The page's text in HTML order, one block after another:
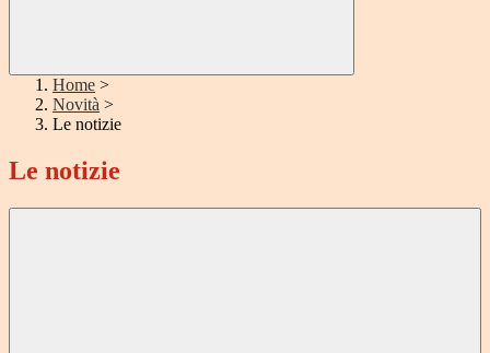
Home >
Novità >
Le notizie
Le notizie